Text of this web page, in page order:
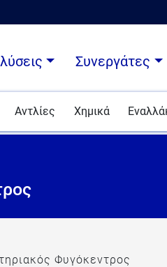
Συνεργάτες
Αντλίες Χημικά
Φυγόκεντρος